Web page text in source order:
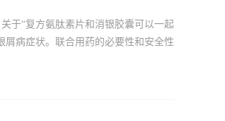
于“复方氨肽素片和消银胶囊可以一起
屑病症状。联合用药的必要性和安全性